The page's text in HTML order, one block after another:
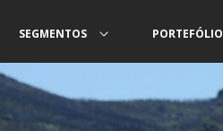
SEGMENTOS PORTEFÓLIO